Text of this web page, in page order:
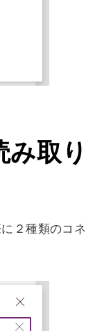
取り
２種類のコネ